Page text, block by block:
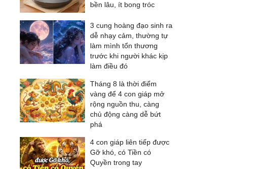
bền lâu, ít bong tróc
3 cung hoàng đạo sinh ra
dễ nhạy cảm, thường tự
làm mình tổn thương
trước khi người khác kịp
làm điều đó
Tháng 8 là thời điểm
vàng để 4 con giáp mở
rộng nguồn thu, càng
chủ động càng dễ bứt
phá
4 con giáp liên tiếp được
Gỡ khó, có Tiền có
Quyền trong tay